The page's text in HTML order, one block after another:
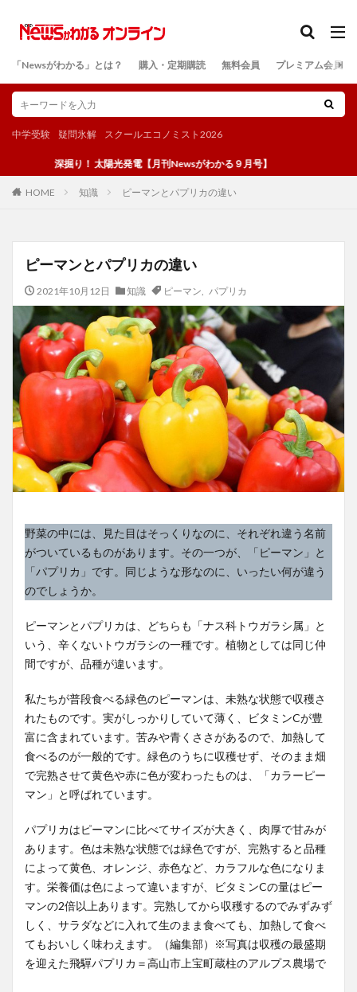
「Newsがわかる」とは？ 購入・定期購読 無料会員 プレミアム会員
中学受験 疑問氷解 スクールエコノミスト2026
深掘り！ 太陽光発電【月刊Newsがわかる９月号】
HOME 知識 ピーマンとパプリカの違い
ピーマンとパプリカの違い
2021年10月12日 知識 ピーマン パプリカ
野菜の中には、見た目はそっくりなのに、それぞれ違う名前
がついているものがあります。その一つが、「ピーマン」と
「パプリカ」です。同じような形なのに、いったい何が違う
のでしょうか。
ピーマンとパプリカは、どちらも「ナス科トウガラシ属」と
いう、辛くないトウガラシの一種です。植物としては同じ仲
間ですが、品種が違います。
私たちが普段食べる緑色のピーマンは、未熟な状態で収穫さ
れたものです。実がしっかりしていて薄く、ビタミンCが豊
富に含まれています。苦みや青くささがあるので、加熱して
食べるのが一般的です。緑色のうちに収穫せず、そのまま畑
で完熟させて黄色や赤に色が変わったものは、「カラーピー
マン」と呼ばれています。
パプリカはピーマンに比べてサイズが大きく、肉厚で甘みが
あります。色は未熟な状態では緑色ですが、完熟すると品種
によって黄色、オレンジ、赤色など、カラフルな色になりま
す。栄養価は色によって違いますが、ビタミンCの量はピー
マンの2倍以上あります。完熟してから収穫するのでみずみず
しく、サラダなどに入れて生のまま食べても、加熱して食べ
てもおいしく味わえます。（編集部）※写真は収穫の最盛期
を迎えた飛驒パプリカ＝高山市上宝町蔵柱のアルプス農場で
検索